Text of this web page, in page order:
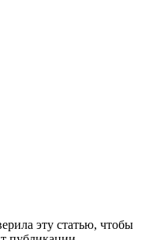
эту статью, чтобы